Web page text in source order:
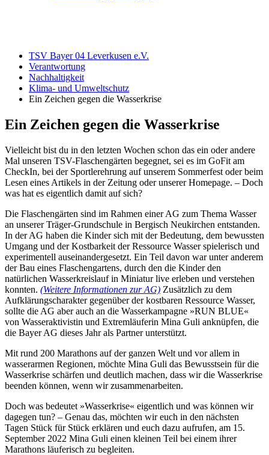
TSV Bayer 04 Leverkusen e.V.
Verantwortung
Nachhaltigkeit
Klima- und Umweltschutz
Ein Zeichen gegen die Wasserkrise
Ein Zeichen gegen die Wasserkrise
Vielleicht bist du in den letzten Wochen schon das ein oder andere
Mal unseren TSV-Flaschengärten begegnet, sei es im GoFit am
CheckIn, bei der Sportlerehrung auf unserem Sommerfest oder beim
Lesen eines Artikels in der Zeitung oder unserer Homepage. – Doch
was hat es eigentlich damit auf sich?
Die Flaschengärten sind im Rahmen einer AG zum Thema Wasser
an unserer Träger-Grundschule in Bergisch Neukirchen entstanden.
In der AG haben die Kinder sich mit der Bedeutung, dem bewussten
Umgang und der Kostbarkeit der Ressource Wasser spielerisch und
experimentell auseinandergesetzt. Ein Teil davon war unter anderem
der Bau eines Flaschengartens, durch den die Kinder den
natürlichen Wasserkreislauf in Miniatur live erleben und verstehen
konnten. (Weitere Informationen zur AG) Zusätzlich zu dem
Aufklärungscharakter gegenüber der kostbaren Ressource Wasser,
sollte die AG aber auch an die Wasserkampagne »RUN BLUE«
von Wasseraktivistin und Extremläuferin Mina Guli anknüpfen, die
die Bayer AG dieses Jahr als Partner unterstützt.
Mit rund 200 Marathons auf der ganzen Welt und vor allem in
wasserarmen Regionen, möchte Mina Guli das Bewusstsein für die
Wasserkrise schärfen und deutlich machen, dass wir die Wasserkrise
beenden können, wenn wir zusammenarbeiten.
Doch was bedeutet »Wasserkrise« eigentlich und was können wir
dagegen tun? – Genau das, möchten wir euch in den nächsten
Tagen Stück für Stück erklären und euch dazu aufrufen, am 15.
September 2022 Mina Guli einen kleinen Teil bei einem ihrer
Marathons läuferisch zu begleiten.